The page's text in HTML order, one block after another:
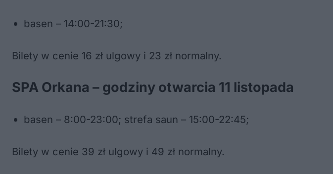
basen – 14:00-21:30;
Bilety w cenie 16 zł ulgowy i 23 zł normalny.
SPA Orkana – godziny otwarcia 11 listopada
basen – 8:00-23:00; strefa saun – 15:00-22:45;
Bilety w cenie 39 zł ulgowy i 49 zł normalny.